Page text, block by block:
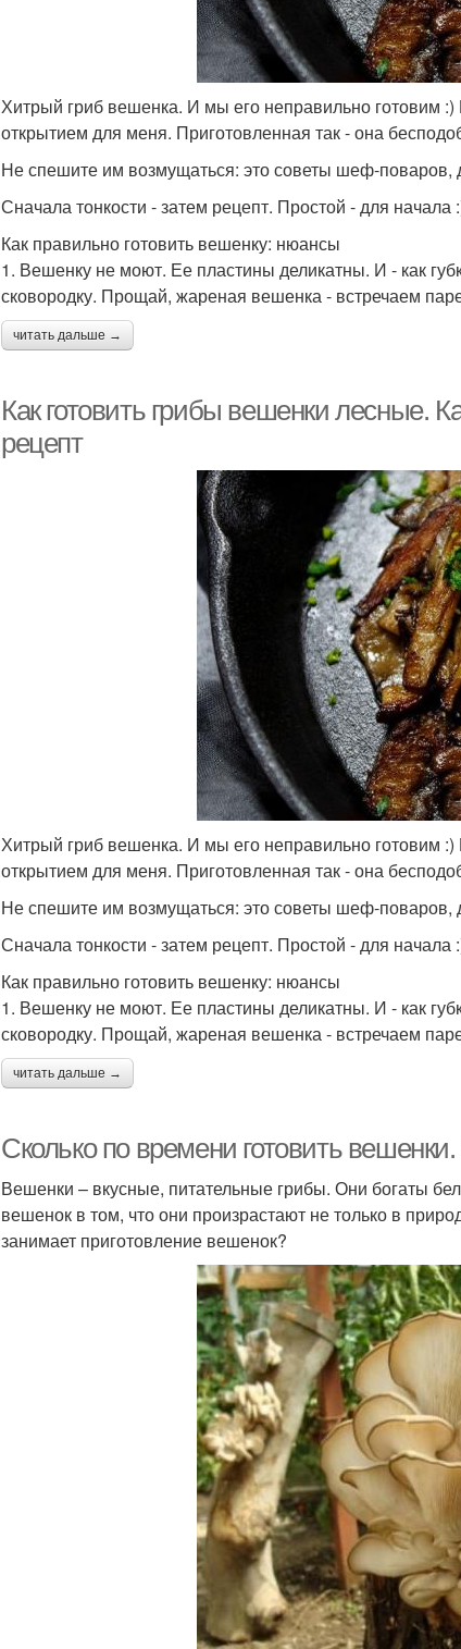
Хитрый гриб вешенка. И мы его неправильно готовим
открытием для меня. Приготовленная так - она
Не спешите им возмущаться: это советы шеф-поваров,
Сначала тонкости - затем рецепт. Простой - для начала
Как правильно готовить вешенку: нюансы
1. Вешенку не моют. Ее пластины деликатны. И - как
сковородку. Прощай, жареная вешенка - встречаем
читать дальше →
Как готовить грибы вешенки лесные.
рецепт
Хитрый гриб вешенка. И мы его неправильно готовим
открытием для меня. Приготовленная так - она
Не спешите им возмущаться: это советы шеф-поваров,
Сначала тонкости - затем рецепт. Простой - для начала
Как правильно готовить вешенку: нюансы
1. Вешенку не моют. Ее пластины деликатны. И - как
сковородку. Прощай, жареная вешенка - встречаем
читать дальше →
Сколько по времени готовить
Вешенки – вкусные, питательные грибы. Они богаты
вешенок в том, что они произрастают не только в
занимает приготовление вешенок?